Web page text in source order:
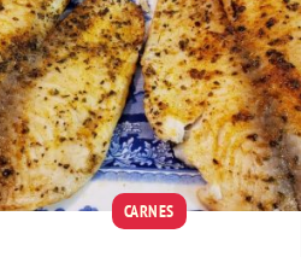
CARNES